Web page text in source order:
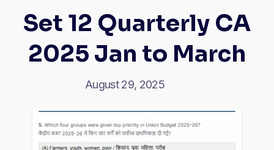
Set 12 Quarterly CA
2025 Jan to March
August 29, 2025